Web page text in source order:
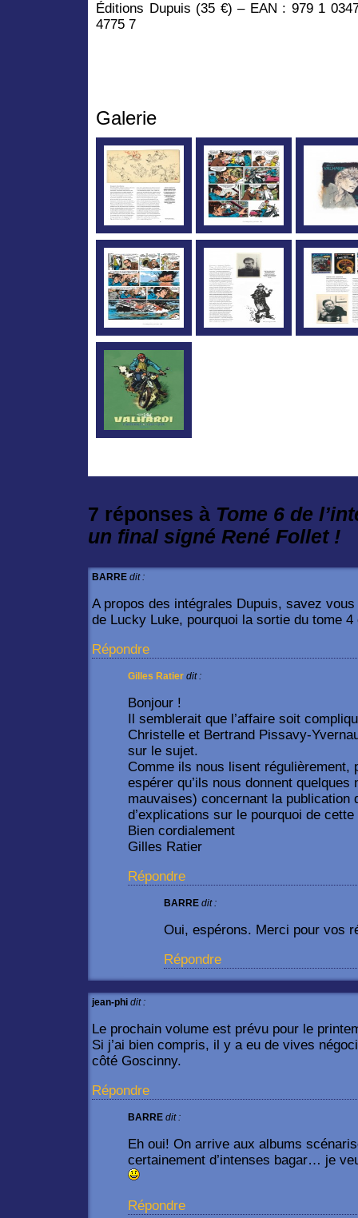
Éditions Dupuis (35 €) – EAN : 979 1
4775 7
Galerie
7 réponses à Tome 6 de
un final signé René Follet !
BARRE dit :
A propos des intégrales Dupuis, savez
de Lucky Luke, pourquoi la sortie du tome
Répondre
Gilles Ratier dit :
Bonjour !
Il semblerait que l’affaire soit
Christelle et Bertrand Pissavy-
sur le sujet.
Comme ils nous lisent régulièrement,
espérer qu’ils nous donnent quelques
mauvaises) concernant la publication
d’explications sur le pourquoi de
Bien cordialement
Gilles Ratier
Répondre
BARRE dit :
Oui, espérons. Merci pour vos
Répondre
jean-phi dit :
Le prochain volume est prévu pour le
Si j’ai bien compris, il y a eu de vives
côté Goscinny.
Répondre
BARRE dit :
Eh oui! On arrive aux albums
certainement d’intenses bagar… je
Répondre